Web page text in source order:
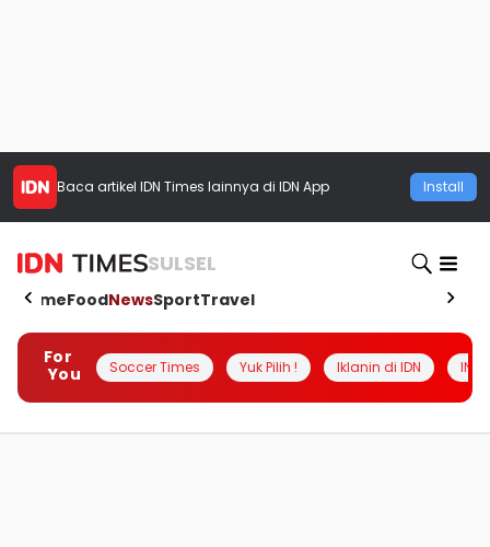
Baca artikel IDN Times lainnya di IDN App Install
SULSEL
HomeFoodNewsSportTravel
For
You
Soccer Times Yuk Pilih ! Iklanin di IDN